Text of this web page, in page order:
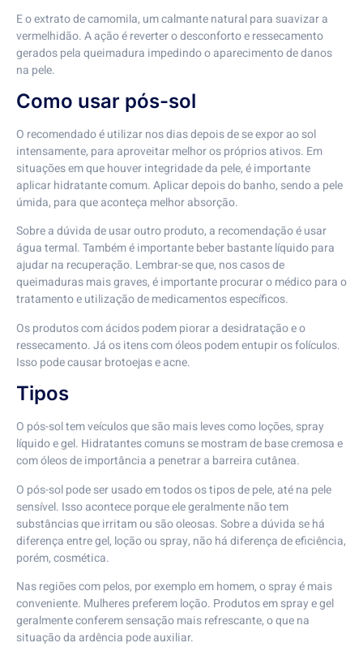
E o extrato de camomila, um calmante natural para suavizar a
vermelhidão. A ação é reverter o desconforto e ressecamento
gerados pela queimadura impedindo o aparecimento de danos
na pele.
Como usar pós-sol
O recomendado é utilizar nos dias depois de se expor ao sol
intensamente, para aproveitar melhor os próprios ativos. Em
situações em que houver integridade da pele, é importante
aplicar hidratante comum. Aplicar depois do banho, sendo a pele
úmida, para que aconteça melhor absorção.
Sobre a dúvida de usar outro produto, a recomendação é usar
água termal. Também é importante beber bastante líquido para
ajudar na recuperação. Lembrar-se que, nos casos de
queimaduras mais graves, é importante procurar o médico para o
tratamento e utilização de medicamentos específicos.
Os produtos com ácidos podem piorar a desidratação e o
ressecamento. Já os itens com óleos podem entupir os folículos.
Isso pode causar brotoejas e acne.
Tipos
O pós-sol tem veículos que são mais leves como loções, spray
líquido e gel. Hidratantes comuns se mostram de base cremosa e
com óleos de importância a penetrar a barreira cutânea.
O pós-sol pode ser usado em todos os tipos de pele, até na pele
sensível. Isso acontece porque ele geralmente não tem
substâncias que irritam ou são oleosas. Sobre a dúvida se há
diferença entre gel, loção ou spray, não há diferença de eficiência,
porém, cosmética.
Nas regiões com pelos, por exemplo em homem, o spray é mais
conveniente. Mulheres preferem loção. Produtos em spray e gel
geralmente conferem sensação mais refrescante, o que na
situação da ardência pode auxiliar.